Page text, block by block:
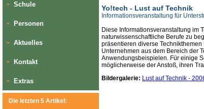
» Schule
» Personen
» Aktuelles
» Kontakt
» Extras
Die letzten 5 Artikel:
Yo!tech - Lust auf Technik
Informationsveranstaltung für
Diese Informationsveranstaltung im
naturwissenschaftliche Berufe zu
präsentieren diverse
Unternehmen aus dem Bereich der
Anwendungsbeispielen. Für einige
möglicherweise der Anstoß, ihren
Bildergalerie: Lust auf Technik -